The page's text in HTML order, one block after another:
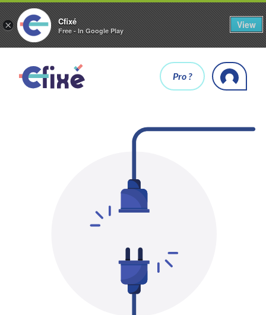
× Cfixé
Free - In Google Play
View
Pro ?